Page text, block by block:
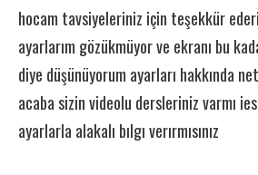
hocam tavsiyeleriniz için teşekkür
ayarlarım gözükmüyor ve ekranı bu
diye düşünüyorum ayarları hakkında
acaba sizin videolu dersleriniz varmı
ayarlarla alakalı bılgı verırmısınız